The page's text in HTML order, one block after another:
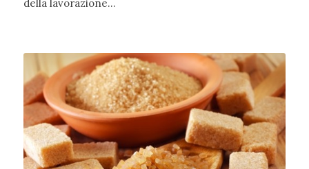
della lavorazione…